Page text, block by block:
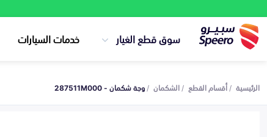
سوق قطع الغيار خدمات السيارات
الرئيسية أقسام القطع الشكمان وجة شكمان - 287511M000